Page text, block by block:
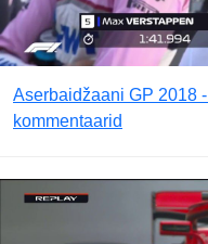
Aserbaidžaani GP 2018
kommentaarid